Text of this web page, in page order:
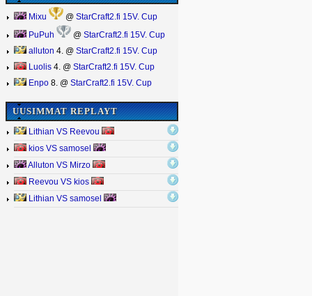
Mixu @ StarCraft2.fi 15V. Cup
PuPuh @ StarCraft2.fi 15V. Cup
alluton 4. @ StarCraft2.fi 15V. Cup
Luolis 4. @ StarCraft2.fi 15V. Cup
Enpo 8. @ StarCraft2.fi 15V. Cup
UUSIMMAT REPLAYT
Lithian VS Reevou
kios VS samosel
Alluton VS Mirzo
Reevou VS kios
Lithian VS samosel